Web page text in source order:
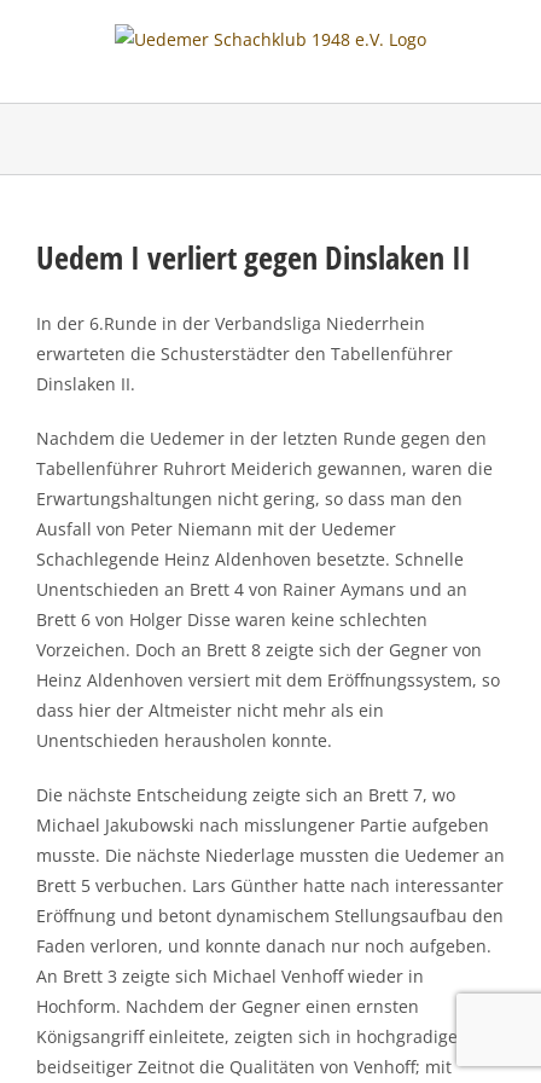
Uedem I verliert gegen Dinslaken II
In der 6.Runde in der Verbandsliga Niederrhein
erwarteten die Schusterstädter den Tabellenführer
Dinslaken II.
Nachdem die Uedemer in der letzten Runde gegen den
Tabellenführer Ruhrort Meiderich gewannen, waren die
Erwartungshaltungen nicht gering, so dass man den
Ausfall von Peter Niemann mit der Uedemer
Schachlegende Heinz Aldenhoven besetzte. Schnelle
Unentschieden an Brett 4 von Rainer Aymans und an
Brett 6 von Holger Disse waren keine schlechten
Vorzeichen. Doch an Brett 8 zeigte sich der Gegner von
Heinz Aldenhoven versiert mit dem Eröffnungssystem, so
dass hier der Altmeister nicht mehr als ein
Unentschieden herausholen konnte.
Die nächste Entscheidung zeigte sich an Brett 7, wo
Michael Jakubowski nach misslungener Partie aufgeben
musste. Die nächste Niederlage mussten die Uedemer an
Brett 5 verbuchen. Lars Günther hatte nach interessanter
Eröffnung und betont dynamischem Stellungsaufbau den
Faden verloren, und konnte danach nur noch aufgeben.
An Brett 3 zeigte sich Michael Venhoff wieder in
Hochform. Nachdem der Gegner einen ernsten
Königsangriff einleitete, zeigten sich in hochgradiger
beidseitiger Zeitnot die Qualitäten von Venhoff; mit